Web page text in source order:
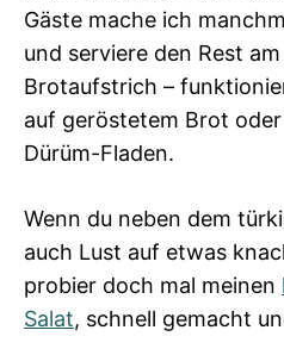
Gäste mache ich
und serviere den Rest
Brotaufstrich –
auf geröstetem Brot
Dürüm-Fladen.
Wenn du neben dem
auch Lust auf etwas
probier doch mal meinen
Salat, schnell gemacht